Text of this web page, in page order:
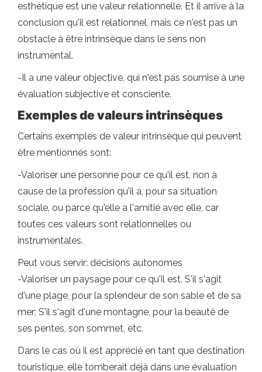
esthétique est une valeur relationnelle. Et il arrive à la
conclusion qu'il est relationnel, mais ce n'est pas un
obstacle à être intrinsèque dans le sens non
instrumental.
-Il a une valeur objective, qui n'est pas soumise à une
évaluation subjective et consciente.
Exemples de valeurs intrinsèques
Certains exemples de valeur intrinsèque qui peuvent
être mentionnés sont:
-Valoriser une personne pour ce qu'il est, non à
cause de la profession qu'il a, pour sa situation
sociale, ou parce qu'elle a l'amitié avec elle, car
toutes ces valeurs sont relationnelles ou
instrumentales.
Peut vous servir: décisions autonomes
-Valoriser un paysage pour ce qu'il est. S'il s'agit
d'une plage, pour la splendeur de son sable et de sa
mer; S'il s'agit d'une montagne, pour la beauté de
ses pentes, son sommet, etc.
Dans le cas où il est apprécié en tant que destination
touristique, elle tomberait déjà dans une évaluation